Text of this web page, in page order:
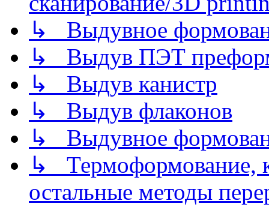
↳ Выдувное
↳ Выдув ПЭТ
↳ Выдув канистр
↳ Выдув флаконов
↳ Выдувное
↳ Термоформование,
остальные методы